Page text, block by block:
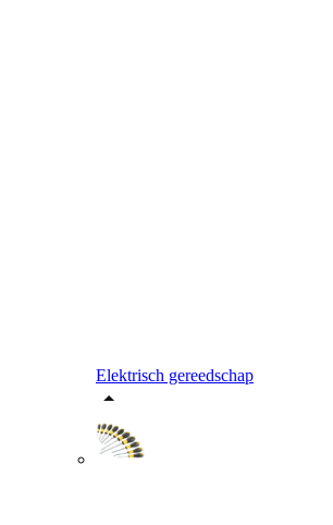
Elektrisch gereedschap